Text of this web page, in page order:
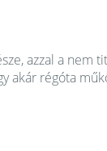
azzal a nem
akár régóta